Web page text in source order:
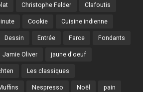
Christophe Felder Clafoutis
Cookie Cuisine indienne
Dessin Entrée Farce Fondants
Jamie Oliver jaune d'oeuf
Les classiques
Nespresso Noël pain